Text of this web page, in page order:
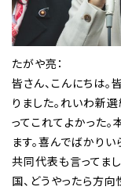
たがや亮：
皆さん、こんにちは
りました。れいわ新
ってこれてよかった。
ます。喜んでばかり
共同代表も言ってま
国、どうやったら方